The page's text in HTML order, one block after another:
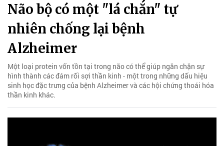
Não bộ có một "lá chắn" tự
nhiên chống lại bệnh
Alzheimer
Một loại protein vốn tồn tại trong não có thể giúp ngăn chặn sự
hình thành các đám rối sợi thần kinh - một trong những dấu hiệu
sinh học đặc trưng của bệnh Alzheimer và các hội chứng thoái hóa
thần kinh khác.